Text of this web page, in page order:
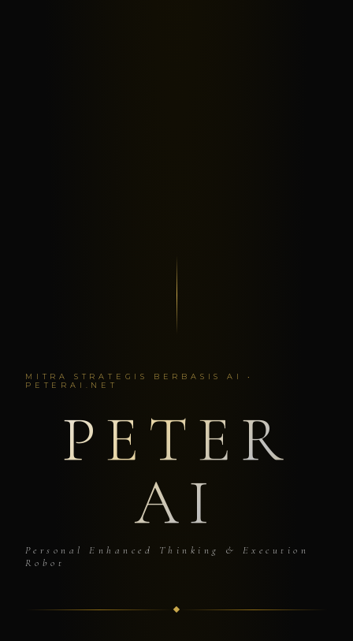
MITRA STRATEGIS BERBASIS AI •
PETERAI.NET
PETER
AI
Personal Enhanced Thinking & Execution
Robot